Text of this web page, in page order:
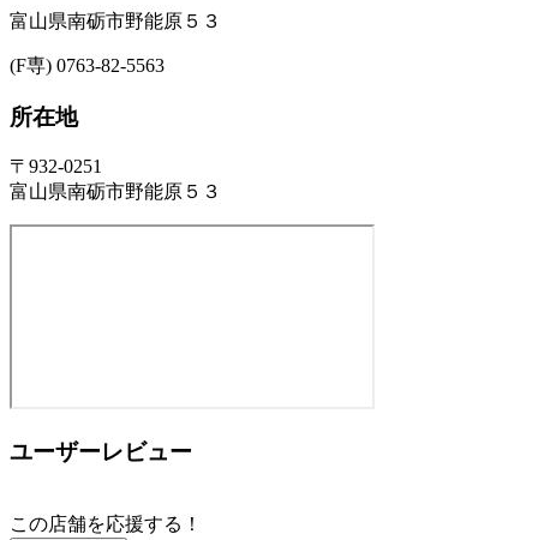
富山県南砺市野能原５３
(F専) 0763-82-5563
所在地
〒932-0251
富山県南砺市野能原５３
ユーザーレビュー
この店舗を応援する！